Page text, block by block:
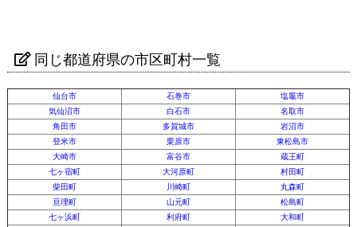
同じ都道府県の市区町村一覧
仙台市 石巻市
塩竈市
気仙沼市
白石市
名取市
角田市
多賀城市
岩沼市
登米市
栗原市
東松島市
大崎市
富谷市
蔵王町
七ヶ宿町
大河原町
村田町
柴田町
川崎町
丸森町
亘理町
山元町
松島町
七ヶ浜町
利府町
大和町